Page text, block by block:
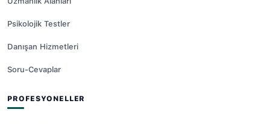
Psikolojik Testler
Danışan Hizmetleri
Soru-Cevaplar
PROFESYONELLER